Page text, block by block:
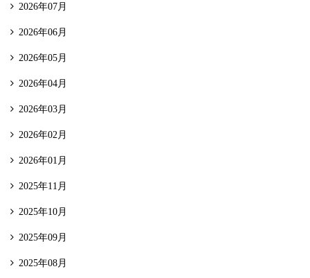
2026年07月
2026年06月
2026年05月
2026年04月
2026年03月
2026年02月
2026年01月
2025年11月
2025年10月
2025年09月
2025年08月